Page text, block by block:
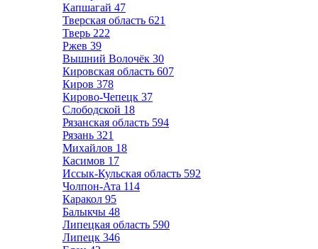
Капшагай 47
Тверская область 621
Тверь 222
Ржев 39
Вышний Волочёк 30
Кировская область 607
Киров 378
Кирово-Чепецк 37
Слободской 18
Рязанская область 594
Рязань 321
Михайлов 18
Касимов 17
Иссык-Кульская область 592
Чолпон-Ата 114
Каракол 95
Балыкчы 48
Липецкая область 590
Липецк 346